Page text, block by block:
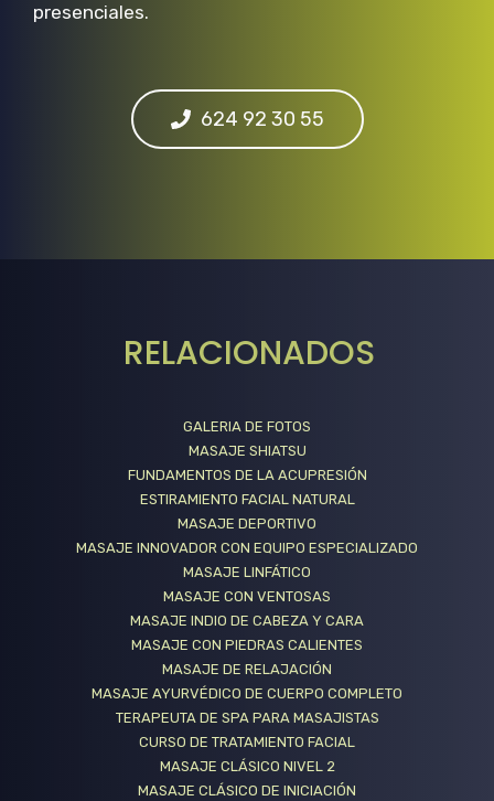
presenciales.
624 92 30 55
RELACIONADOS
GALERIA DE FOTOS
MASAJE SHIATSU
FUNDAMENTOS DE LA ACUPRESIÓN
ESTIRAMIENTO FACIAL NATURAL
MASAJE DEPORTIVO
MASAJE INNOVADOR CON EQUIPO ESPECIALIZADO
MASAJE LINFÁTICO
MASAJE CON VENTOSAS
MASAJE INDIO DE CABEZA Y CARA
MASAJE CON PIEDRAS CALIENTES
MASAJE DE RELAJACIÓN
MASAJE AYURVÉDICO DE CUERPO COMPLETO
TERAPEUTA DE SPA PARA MASAJISTAS
CURSO DE TRATAMIENTO FACIAL
MASAJE CLÁSICO NIVEL 2
MASAJE CLÁSICO DE INICIACIÓN